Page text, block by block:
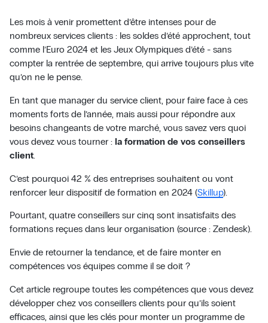
Les mois à venir promettent d’être intenses pour de
nombreux services clients : les soldes d’été approchent, tout
comme l’Euro 2024 et les Jeux Olympiques d’été - sans
compter la rentrée de septembre, qui arrive toujours plus vite
qu’on ne le pense.
En tant que manager du service client, pour faire face à ces
moments forts de l’année, mais aussi pour répondre aux
besoins changeants de votre marché, vous savez vers quoi
vous devez vous tourner : la formation de vos conseillers
client.
C’est pourquoi 42 % des entreprises souhaitent ou vont
renforcer leur dispositif de formation en 2024 (Skillup).
Pourtant, quatre conseillers sur cinq sont insatisfaits des
formations reçues dans leur organisation (source : Zendesk).
Envie de retourner la tendance, et de faire monter en
compétences vos équipes comme il se doit ?
Cet article regroupe toutes les compétences que vous devez
développer chez vos conseillers clients pour qu’ils soient
efficaces, ainsi que les clés pour monter un programme de